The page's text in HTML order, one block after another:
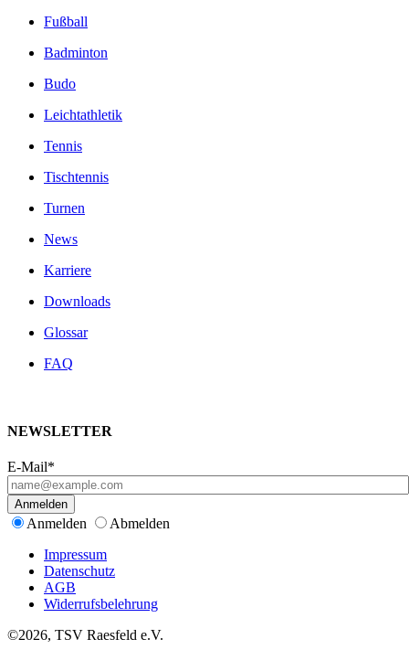
Fußball
Badminton
Budo
Leichtathletik
Tennis
Tischtennis
Turnen
News
Karriere
Downloads
Glossar
FAQ
NEWSLETTER
E-Mail*
Anmelden
Anmelden
Abmelden
Impressum
Datenschutz
AGB
Widerrufsbelehrung
©2026, TSV Raesfeld e.V.